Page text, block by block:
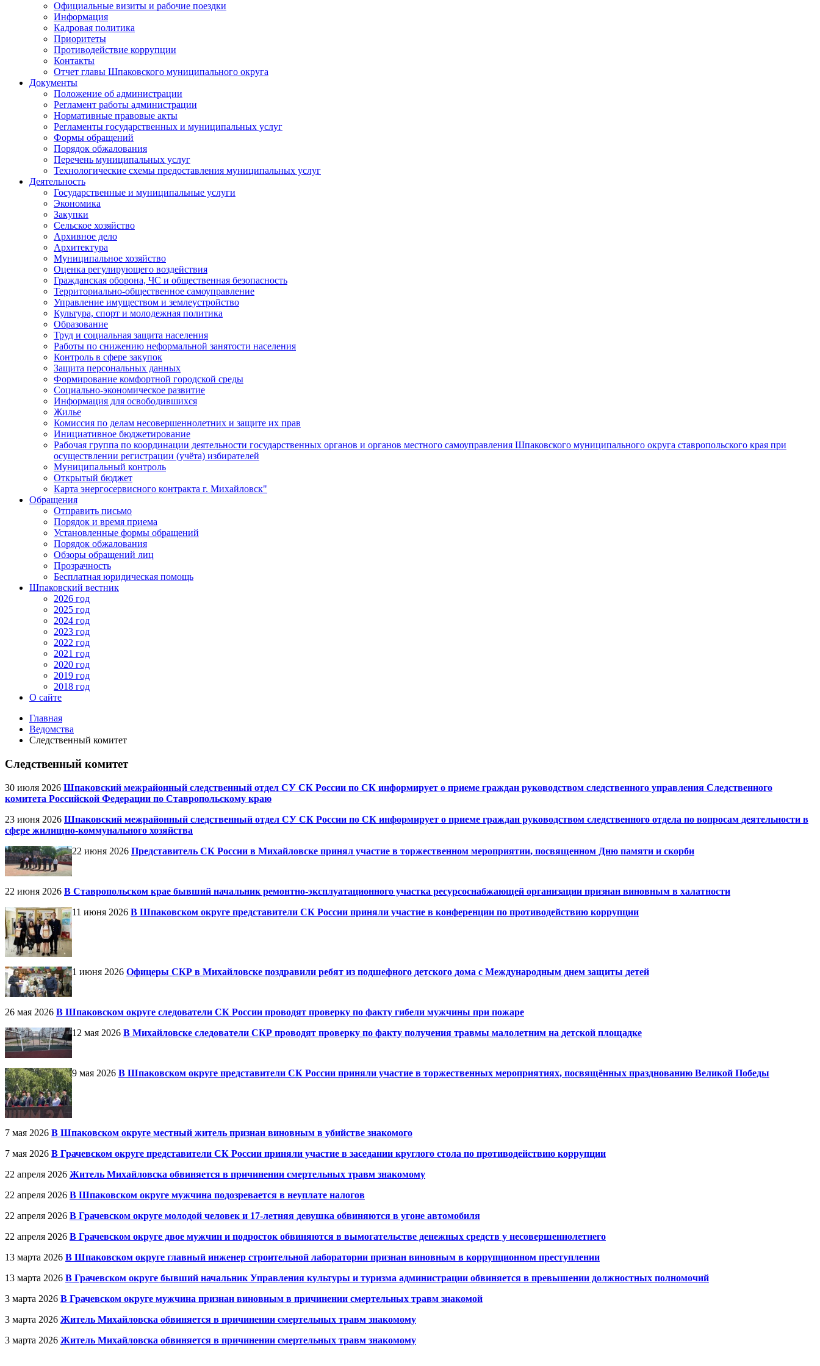
Официальные визиты и рабочие поездки
Информация
Кадровая политика
Приоритеты
Противодействие коррупции
Контакты
Отчет главы Шпаковского муниципального округа
Документы
Положение об администрации
Регламент работы администрации
Нормативные правовые акты
Регламенты государственных и муниципальных услуг
Формы обращений
Порядок обжалования
Перечень муниципальных услуг
Технологические схемы предоставления муниципальных услуг
Деятельность
Государственные и муниципальные услуги
Экономика
Закупки
Сельское хозяйство
Архивное дело
Архитектура
Муниципальное хозяйство
Оценка регулирующего воздействия
Гражданская оборона, ЧС и общественная безопасность
Территориально-общественное самоуправление
Управление имуществом и землеустройство
Культура, спорт и молодежная политика
Образование
Труд и социальная защита населения
Работы по снижению неформальной занятости населения
Контроль в сфере закупок
Защита персональных данных
Формирование комфортной городской среды
Социально-экономическое развитие
Информация для освободившихся
Жилье
Комиссия по делам несовершеннолетних и защите их прав
Инициативное бюджетирование
Рабочая группа по координации деятельности государственных органов и органов местного самоуправления Шпаковского муниципального округа ставропольского края при
осуществлении регистрации (учёта) избирателей
Муниципальный контроль
Открытый бюджет
Карта энергосервисного контракта г. Михайловск"
Обращения
Отправить письмо
Порядок и время приема
Установленные формы обращений
Порядок обжалования
Обзоры обращений лиц
Прозрачность
Бесплатная юридическая помощь
Шпаковский вестник
2026 год
2025 год
2024 год
2023 год
2022 год
2021 год
2020 год
2019 год
2018 год
О сайте
Главная
Ведомства
Следственный комитет
Следственный комитет
30 июля 2026 Шпаковский межрайонный следственный отдел СУ СК России по СК информирует о приеме граждан руководством следственного управления Следственного
комитета Российской Федерации по Ставропольскому краю
23 июня 2026 Шпаковский межрайонный следственный отдел СУ СК России по СК информирует о приеме граждан руководством следственного отдела по вопросам деятельности в
сфере жилищно-коммунального хозяйства
22 июня 2026 Представитель СК России в Михайловске принял участие в торжественном мероприятии, посвященном Дню памяти и скорби
22 июня 2026 В Ставропольском крае бывший начальник ремонтно-эксплуатационного участка ресурсоснабжающей организации признан виновным в халатности
11 июня 2026 В Шпаковском округе представители СК России приняли участие в конференции по противодействию коррупции
1 июня 2026 Офицеры СКР в Михайловске поздравили ребят из подшефного детского дома с Международным днем защиты детей
26 мая 2026 В Шпаковском округе следователи СК России проводят проверку по факту гибели мужчины при пожаре
12 мая 2026 В Михайловске следователи СКР проводят проверку по факту получения травмы малолетним на детской площадке
9 мая 2026 В Шпаковском округе представители СК России приняли участие в торжественных мероприятиях, посвящённых празднованию Великой Победы
7 мая 2026 В Шпаковском округе местный житель признан виновным в убийстве знакомого
7 мая 2026 В Грачевском округе представители СК России приняли участие в заседании круглого стола по противодействию коррупции
22 апреля 2026 Житель Михайловска обвиняется в причинении смертельных травм знакомому
22 апреля 2026 В Шпаковском округе мужчина подозревается в неуплате налогов
22 апреля 2026 В Грачевском округе молодой человек и 17-летняя девушка обвиняются в угоне автомобиля
22 апреля 2026 В Грачевском округе двое мужчин и подросток обвиняются в вымогательстве денежных средств у несовершеннолетнего
13 марта 2026 В Шпаковском округе главный инженер строительной лаборатории признан виновным в коррупционном преступлении
13 марта 2026 В Грачевском округе бывший начальник Управления культуры и туризма администрации обвиняется в превышении должностных полномочий
3 марта 2026 В Грачевском округе мужчина признан виновным в причинении смертельных травм знакомой
3 марта 2026 Житель Михайловска обвиняется в причинении смертельных травм знакомому
3 марта 2026 Житель Михайловска обвиняется в причинении смертельных травм знакомому